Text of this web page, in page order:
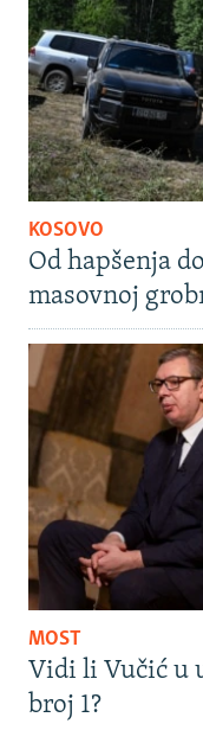
KOSOVO
Od hapšenja
masovnoj
MOST
Vidi li Vučić u
broj 1?